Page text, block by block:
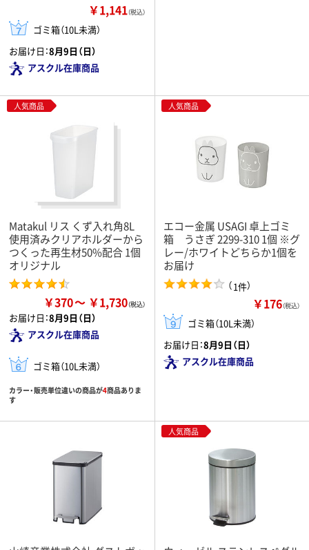
￥1,141（税込）
ゴミ箱（10L未満）
お届け日：8月9日（日）
アスクル在庫商品
人気商品
Matakul リス くず入れ角8L
使用済みクリアホルダーから
つくった再生材50%配合 1個
オリジナル
￥370 ￥1,730
お届け日：8月9日（日）
アスクル在庫商品
ゴミ箱（10L未満）
カラー・販売単位違いの商品が4商品ありま
す
人気商品
エコー金属 USAGI 卓上ゴミ
箱 うさぎ 2299-310 1個 ※グ
レー/ホワイトどちらか1個を
お届け
（1件）
￥176（税込）
ゴミ箱（10L未満）
お届け日：8月9日（日）
アスクル在庫商品
人気商品